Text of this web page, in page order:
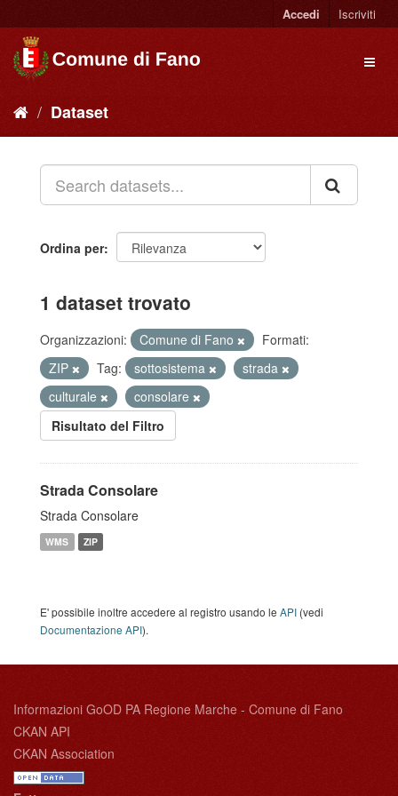
Accedi Iscriviti
Dataset
Ordina per
1 dataset trovato
Organizzazioni: Comune di Fano
Formati:
ZIP
Tag: sottosistema
strada
culturale
consolare
Risultato del Filtro
Strada Consolare
Strada Consolare
WMS ZIP
E' possibile inoltre accedere al registro usando le API (vedi
Documentazione API).
Informazioni GoOD PA Regione Marche - Comune di Fano
CKAN API
CKAN Association